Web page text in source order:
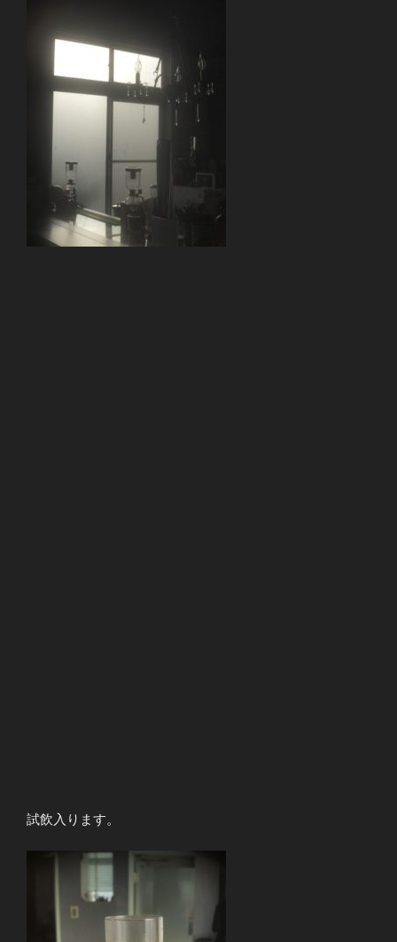
試飲入ります。